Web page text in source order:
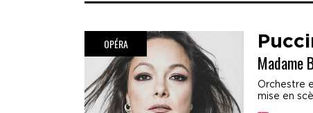
OPÉRA
Madame
Orchestre
mise en